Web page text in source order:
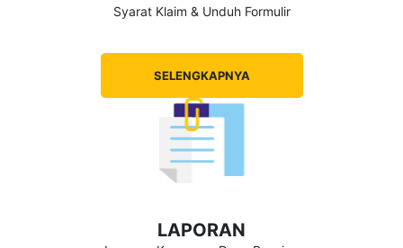
Syarat Klaim & Unduh Formulir
SELENGKAPNYA
LAPORAN